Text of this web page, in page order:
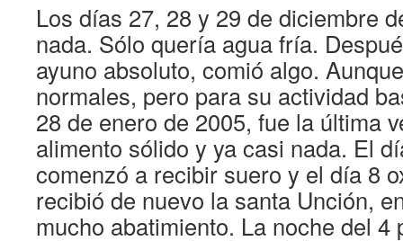
Los días 27, 28 y 29 de diciembre
nada. Sólo quería agua fría.
ayuno absoluto, comió algo.
normales, pero para su actividad
28 de enero de 2005, fue la última
alimento sólido y ya casi nada. El
comenzó a recibir suero y el día 8
recibió de nuevo la santa Unción,
mucho abatimiento. La noche del 4